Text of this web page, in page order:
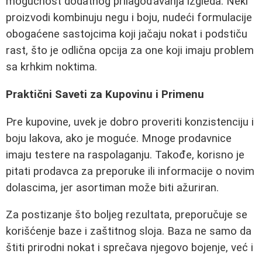
proizvodi kombinuju negu i boju, nudeći formulacije
obogaćene sastojcima koji jačaju nokat i podstiču
rast, što je odlična opcija za one koji imaju problem
sa krhkim noktima.
Praktični Saveti za Kupovinu i Primenu
Pre kupovine, uvek je dobro proveriti konzistenciju i
boju lakova, ako je moguće. Mnoge prodavnice
imaju testere na raspolaganju. Takođe, korisno je
pitati prodavca za preporuke ili informacije o novim
dolascima, jer asortiman može biti ažuriran.
Za postizanje što boljeg rezultata, preporučuje se
korišćenje baze i zaštitnog sloja. Baza ne samo da
štiti prirodni nokat i sprečava njegovo bojenje, već i